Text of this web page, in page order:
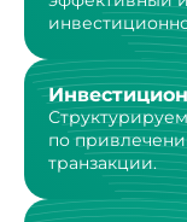
по
транзакции.